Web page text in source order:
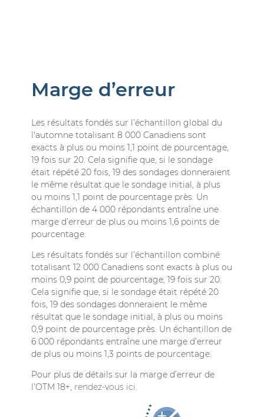
Marge d’erreur
Les résultats fondés sur l’échantillon global du
l'automne totalisant 8 000 Canadiens sont
exacts à plus ou moins 1,1 point de pourcentage,
19 fois sur 20. Cela signifie que, si le sondage
était répété 20 fois, 19 des sondages donneraient
le même résultat que le sondage initial, à plus
ou moins 1,1 point de pourcentage près. Un
échantillon de 4 000 répondants entraîne une
marge d’erreur de plus ou moins 1,6 points de
pourcentage.
Les résultats fondés sur l’échantillon combiné
totalisant 12 000 Canadiens sont exacts à plus ou
moins 0,9 point de pourcentage, 19 fois sur 20.
Cela signifie que, si le sondage était répété 20
fois, 19 des sondages donneraient le même
résultat que le sondage initial, à plus ou moins
0,9 point de pourcentage près. Un échantillon de
6 000 répondants entraîne une marge d’erreur
de plus ou moins 1,3 points de pourcentage.
Pour plus de détails sur la marge d’erreur de
l’OTM 18+, rendez-vous ici.